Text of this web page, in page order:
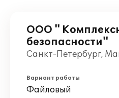
ООО "
безопасности"
Санкт-Петербург,
Вариант работы
Файловый